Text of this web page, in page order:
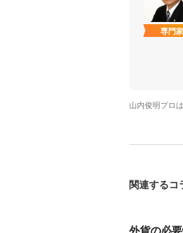
専門家
山内俊明プロ
関連するコ
外貨の必